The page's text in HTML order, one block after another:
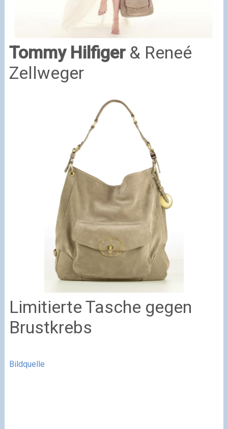
Tommy Hilfiger& Reneé
Zellweger
Limitierte Tasche gegen
Brustkrebs
Bildquelle